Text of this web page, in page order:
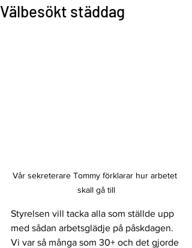
Välbesökt städdag
Vår sekreterare Tommy förklarar hur arbetet
skall gå till
Styrelsen vill tacka alla som ställde upp
med sådan arbetsglädje på påskdagen.
Vi var så många som 30+ och det gjorde